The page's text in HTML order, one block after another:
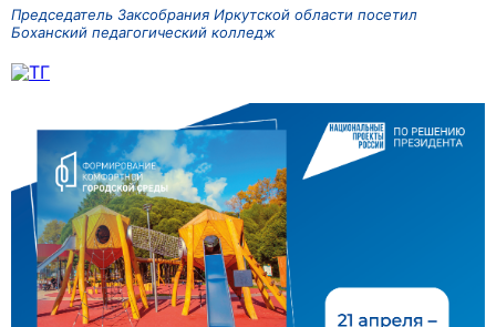
Председатель Заксобрания Иркутской области посетил
Боханский педагогический колледж